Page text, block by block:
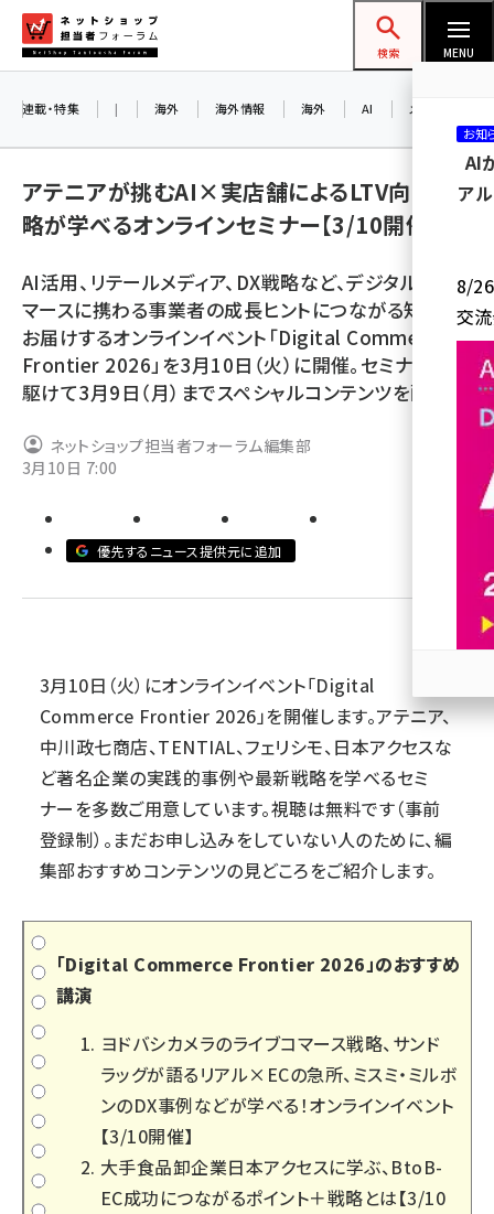
ン
ネットショップ担当者フォーラム
検索 MENU
yahoo (1905)
楽天 (1873)
ecbeing (1210)
base (1079)
revico (744)
連載・特集 | 海外 海外情報 海外 AI メタバース
アテニアが挑むAI×実店舗によるLTV向上戦
略が学べるオンラインセミナー【3/10開催】
AI活用、リテールメディア、DX戦略など、デジタルコ
マースに携わる事業者の成長ヒントにつながる知見を
お届けするオンラインイベント「Digital Commerce
Frontier 2026」を3月10日（火）に開催。セミナーに先
駆けて3月9日（月）までスペシャルコンテンツを配信中
ネットショップ担当者フォーラム編集部
3月10日 7:00
優先するニュース提供元に追加
3月10日（火）にオンラインイベント「Digital
Commerce Frontier 2026」を開催します。アテニア、
中川政七商店、TENTIAL、フェリシモ、日本アクセスな
ど著名企業の実践的事例や最新戦略を学べるセミ
ナーを多数ご用意しています。視聴は無料です（事前
登録制）。まだお申し込みをしていない人のために、編
集部おすすめコンテンツの見どころをご紹介します。
「Digital Commerce Frontier 2026」のおすすめ
講演
ヨドバシカメラのライブコマース戦略、サンド
ラッグが語るリアル×ECの急所、ミスミ・ミルボ
ンのDX事例などが学べる！オンラインイベント
【3/10開催】
大手食品卸企業日本アクセスに学ぶ、BtoB-
EC成功につながるポイント＋戦略とは【3/10
お知
AI
ア
8/26
交
参